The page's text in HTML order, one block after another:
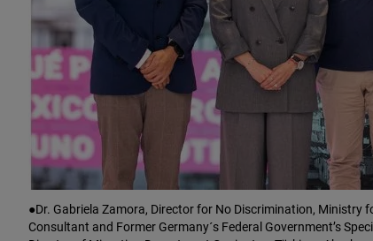
●Dr. Gabriela Zamora, Director for No Discrimination, Ministry
Consultant and Former Germany´s Federal Government’s